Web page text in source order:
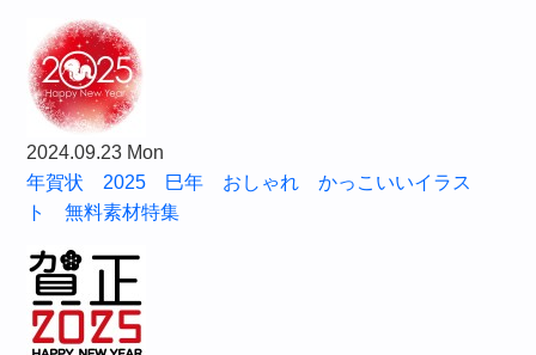
2024.09.23 Mon
年賀状 2025 巳年 おしゃれ かっこいいイラス
ト 無料素材特集